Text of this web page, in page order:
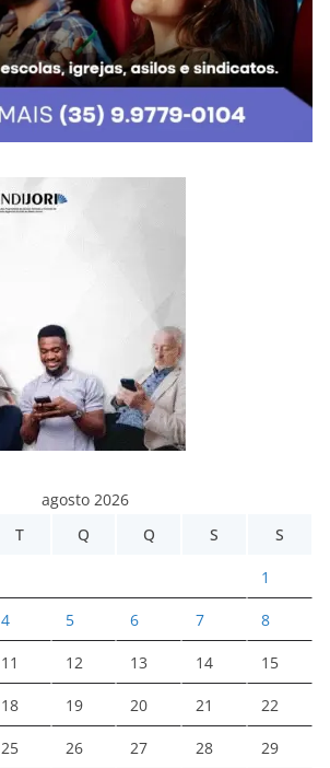
agosto 2026
T Q Q S S
1
4 5 6 7 8
11 12 13 14 15
18 19 20 21 22
25 26 27 28 29